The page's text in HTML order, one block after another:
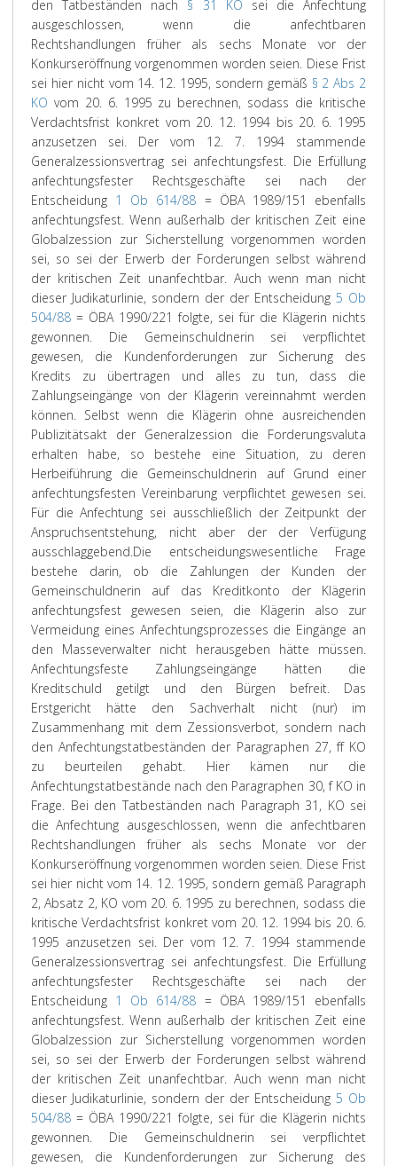
den Tatbeständen nach § 31 KO sei die Anfechtung
ausgeschlossen, wenn die anfechtbaren
Rechtshandlungen früher als sechs Monate vor der
Konkurseröffnung vorgenommen worden seien. Diese Frist
sei hier nicht vom 14. 12. 1995, sondern gemäß § 2 Abs 2
KO vom 20. 6. 1995 zu berechnen, sodass die kritische
Verdachtsfrist konkret vom 20. 12. 1994 bis 20. 6. 1995
anzusetzen sei. Der vom 12. 7. 1994 stammende
Generalzessionsvertrag sei anfechtungsfest. Die Erfüllung
anfechtungsfester Rechtsgeschäfte sei nach der
Entscheidung 1 Ob 614/88 = ÖBA 1989/151 ebenfalls
anfechtungsfest. Wenn außerhalb der kritischen Zeit eine
Globalzession zur Sicherstellung vorgenommen worden
sei, so sei der Erwerb der Forderungen selbst während
der kritischen Zeit unanfechtbar. Auch wenn man nicht
dieser Judikaturlinie, sondern der der Entscheidung 5 Ob
504/88 = ÖBA 1990/221 folgte, sei für die Klägerin nichts
gewonnen. Die Gemeinschuldnerin sei verpflichtet
gewesen, die Kundenforderungen zur Sicherung des
Kredits zu übertragen und alles zu tun, dass die
Zahlungseingänge von der Klägerin vereinnahmt werden
können. Selbst wenn die Klägerin ohne ausreichenden
Publizitätsakt der Generalzession die Forderungsvaluta
erhalten habe, so bestehe eine Situation, zu deren
Herbeiführung die Gemeinschuldnerin auf Grund einer
anfechtungsfesten Vereinbarung verpflichtet gewesen sei.
Für die Anfechtung sei ausschließlich der Zeitpunkt der
Anspruchsentstehung, nicht aber der der Verfügung
ausschlaggebend.Die entscheidungswesentliche Frage
bestehe darin, ob die Zahlungen der Kunden der
Gemeinschuldnerin auf das Kreditkonto der Klägerin
anfechtungsfest gewesen seien, die Klägerin also zur
Vermeidung eines Anfechtungsprozesses die Eingänge an
den Masseverwalter nicht herausgeben hätte müssen.
Anfechtungsfeste Zahlungseingänge hätten die
Kreditschuld getilgt und den Bürgen befreit. Das
Erstgericht hätte den Sachverhalt nicht (nur) im
Zusammenhang mit dem Zessionsverbot, sondern nach
den Anfechtungstatbeständen der Paragraphen 27, ff KO
zu beurteilen gehabt. Hier kämen nur die
Anfechtungstatbestände nach den Paragraphen 30, f KO in
Frage. Bei den Tatbeständen nach Paragraph 31, KO sei
die Anfechtung ausgeschlossen, wenn die anfechtbaren
Rechtshandlungen früher als sechs Monate vor der
Konkurseröffnung vorgenommen worden seien. Diese Frist
sei hier nicht vom 14. 12. 1995, sondern gemäß Paragraph
2, Absatz 2, KO vom 20. 6. 1995 zu berechnen, sodass die
kritische Verdachtsfrist konkret vom 20. 12. 1994 bis 20. 6.
1995 anzusetzen sei. Der vom 12. 7. 1994 stammende
Generalzessionsvertrag sei anfechtungsfest. Die Erfüllung
anfechtungsfester Rechtsgeschäfte sei nach der
Entscheidung 1 Ob 614/88 = ÖBA 1989/151 ebenfalls
anfechtungsfest. Wenn außerhalb der kritischen Zeit eine
Globalzession zur Sicherstellung vorgenommen worden
sei, so sei der Erwerb der Forderungen selbst während
der kritischen Zeit unanfechtbar. Auch wenn man nicht
dieser Judikaturlinie, sondern der der Entscheidung 5 Ob
504/88 = ÖBA 1990/221 folgte, sei für die Klägerin nichts
gewonnen. Die Gemeinschuldnerin sei verpflichtet
gewesen, die Kundenforderungen zur Sicherung des